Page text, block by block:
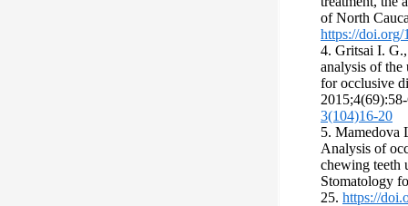
of North
https://doi.org/
4. Gritsai I.
analysis of the
for occlusive
3(104)16-20
5. Mamedova
Analysis of
chewing teeth
Stomatology
25. https://